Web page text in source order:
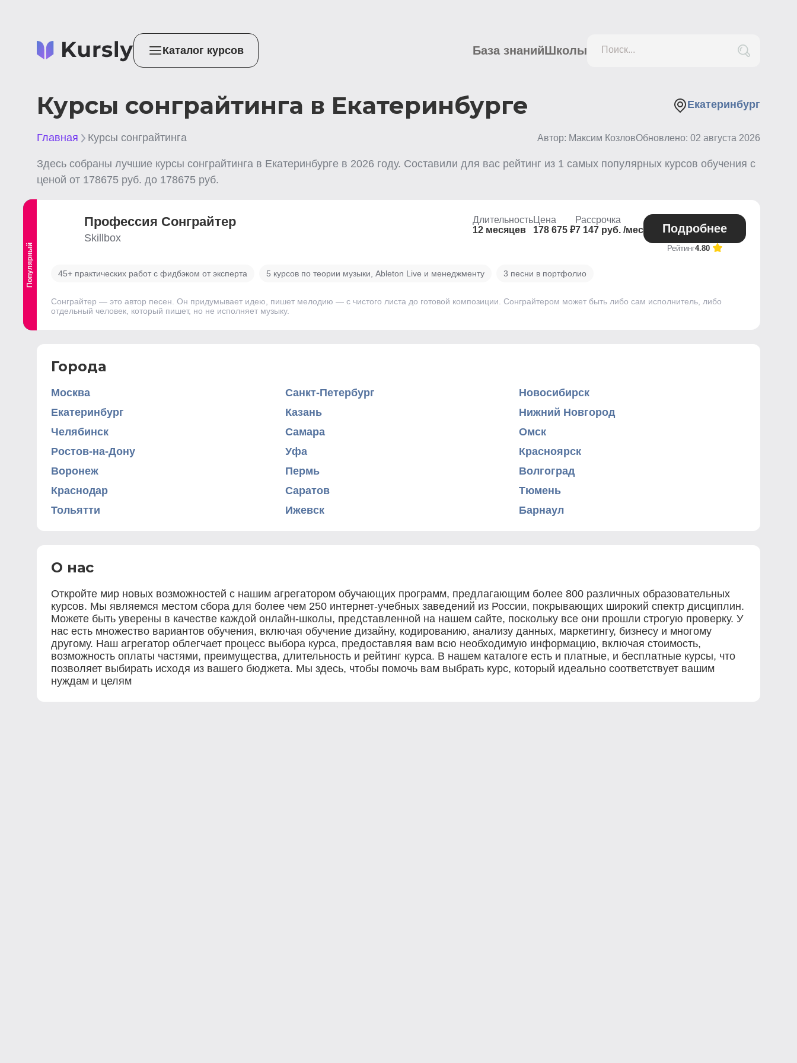
Каталог курсов База знанийШколы Поиск...
Курсы сонграйтинга в Екатеринбурге Екатеринбург
Главная Курсы сонграйтинга Автор: Максим КозловОбновлено: 02 августа 2026
Здесь собраны лучшие курсы сонграйтинга в Екатеринбурге в 2026 году. Составили для вас рейтинг из 1 самых популярных курсов обучения с
ценой от 178675 руб. до 178675 руб.
Выгодный
Популярный
Профессия Сонграйтер
Skillbox
Длительность
12 месяцев
Цена
178 675 ₽
Рассрочка
7 147 руб. /мес
Подробнее
Рейтинг4.80
45+ практических работ с фидбэком от эксперта 5 курсов по теории музыки, Ableton Live и менеджменту 3 песни в портфолио
Сонграйтер — это автор песен. Он придумывает идею, пишет мелодию — с чистого листа до готовой композиции. Сонграйтером может быть либо сам исполнитель, либо
отдельный человек, который пишет, но не исполняет музыку.
Города
Москва Санкт-Петербург
Новосибирск
Екатеринбург
Казань
Нижний Новгород
Челябинск
Самара
Омск
Ростов-на-Дону
Уфа
Красноярск
Воронеж
Пермь
Волгоград
Краснодар
Саратов
Тюмень
Тольятти
Ижевск Барнаул
О нас
Откройте мир новых возможностей с нашим агрегатором обучающих программ, предлагающим более 800 различных образовательных
курсов. Мы являемся местом сбора для более чем 250 интернет-учебных заведений из России, покрывающих широкий спектр дисциплин.
Можете быть уверены в качестве каждой онлайн-школы, представленной на нашем сайте, поскольку все они прошли строгую проверку. У
нас есть множество вариантов обучения, включая обучение дизайну, кодированию, анализу данных, маркетингу, бизнесу и многому
другому. Наш агрегатор облегчает процесс выбора курса, предоставляя вам всю необходимую информацию, включая стоимость,
возможность оплаты частями, преимущества, длительность и рейтинг курса. В нашем каталоге есть и платные, и бесплатные курсы, что
позволяет выбирать исходя из вашего бюджета. Мы здесь, чтобы помочь вам выбрать курс, который идеально соответствует вашим
нуждам и целям